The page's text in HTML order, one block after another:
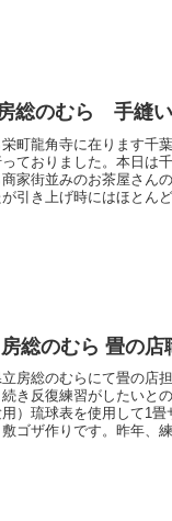
総のむら 手縫
町龍角寺に在ります千
ておりました。本日は
家街並みのお茶屋さん
引き上げ時にはほとんど
総のむら 畳の
房総のむらにて畳の店
き反復練習がしたいと
）琉球表を使用して1
敷ゴザ作りです。昨年、練